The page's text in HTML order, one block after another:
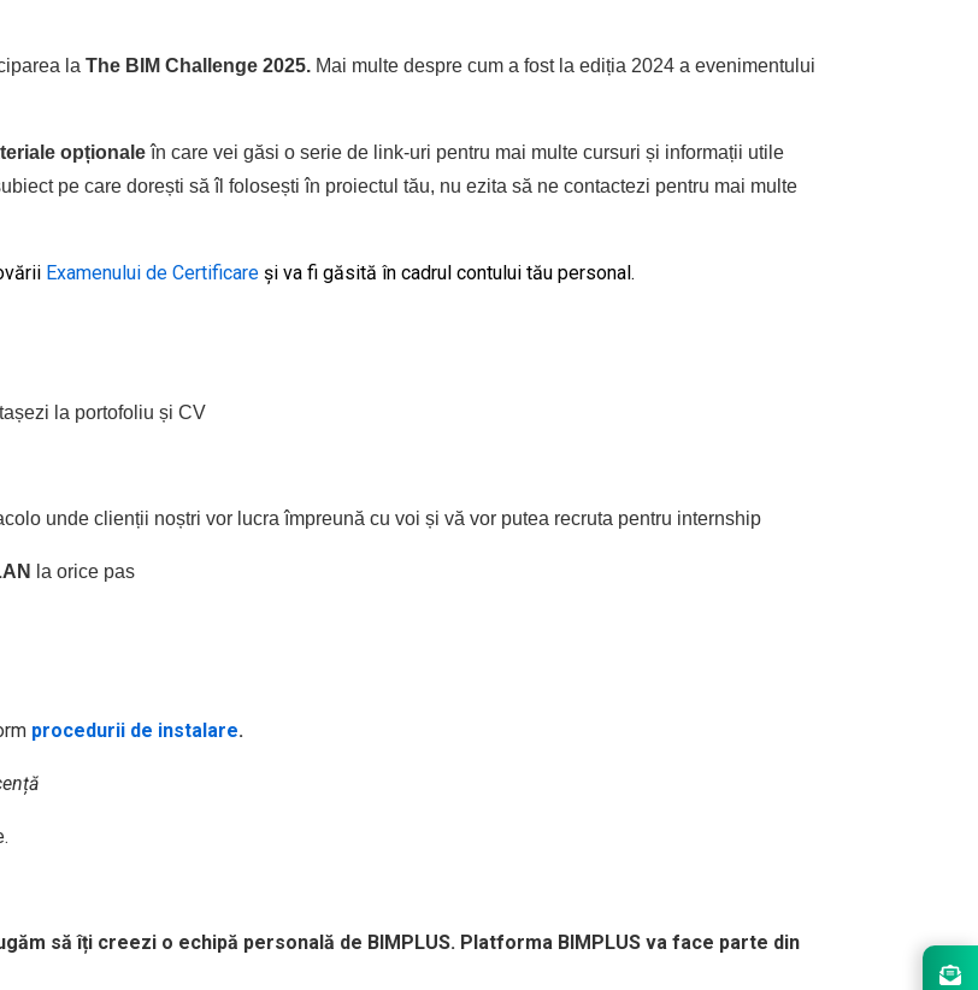
la The BIM Challenge 2025. Mai multe despre cum a fost la ediția 2024 a evenimentului
opționaleîn care vei găsi o serie de link-uri pentru mai multe cursuri și informații utile
pe care dorești să îl folosești în proiectul tău, nu ezita să ne contactezi pentru mai multe
Examenului de Certificare și va fi găsită în cadrul contului tău personal.
la portofoliu și CV
unde clienții noștri vor lucra împreună cu voi și vă vor putea recruta pentru internship
la orice pas
procedurii de instalare.
să îți creezi o echipă personală de BIMPLUS. Platforma BIMPLUS va face parte din